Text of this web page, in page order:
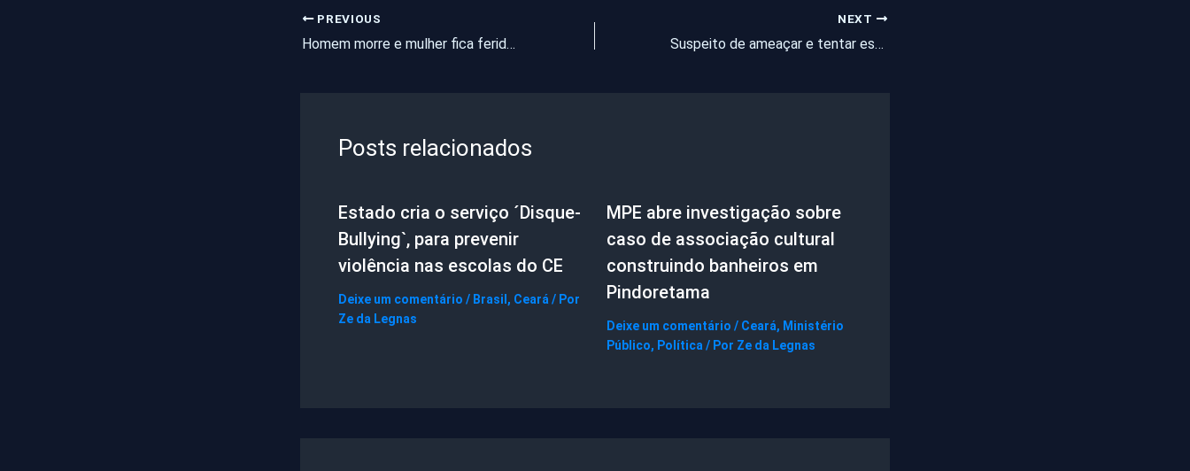
PREVIOUS
Homem morre e mulher fica ferida após tiroteiro em Fortaleza
NEXT
Suspeito de ameaçar e tentar estuprar companheira é preso pela Polícia Civil em Horizonte
Posts relacionados
Estado cria o serviço ´Disque-
Bullying`, para prevenir
violência nas escolas do CE
Deixe um comentário / Brasil , Ceará/ Por
Ze da Legnas
MPE abre investigação sobre
caso de associação cultural
construindo banheiros em
Pindoretama
Deixe um comentário / Ceará, Ministério
Público, Política/ Por Ze da Legnas